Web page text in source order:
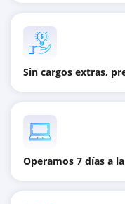
Sin cargos extras,
Operamos 7 días a